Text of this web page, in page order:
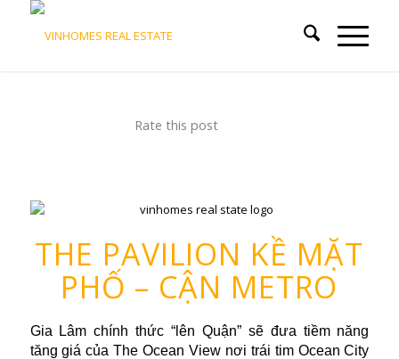
Rate this post
THE PAVILION KỀ MẶT
PHỐ – CẬN METRO
Gia Lâm chính thức “lên Quận” sẽ đưa tiềm năng
tăng giá của The Ocean View nơi trái tim Ocean City